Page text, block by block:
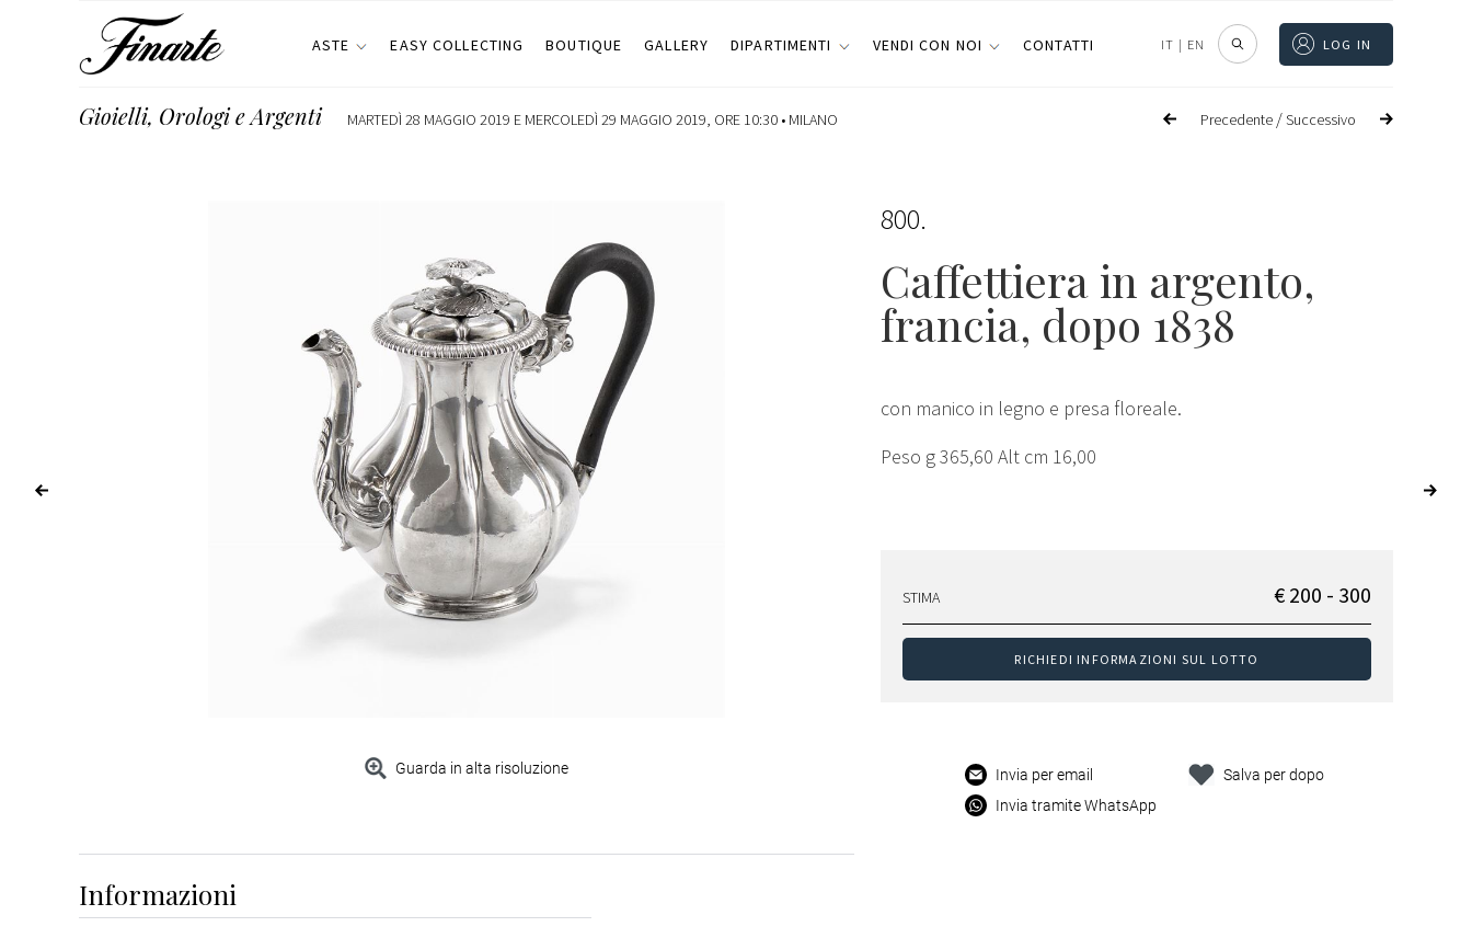
ASTE EASY COLLECTING BOUTIQUE GALLERY DIPARTIMENTI VENDI CON NOI CONTATTI IT | EN LOG IN
Precedente /Successivo
Gioielli, Orologi e Argenti MARTEDÌ 28 MAGGIO 2019 E MERCOLEDÌ 29 MAGGIO 2019, ORE 10:30 • MILANO
Guarda in alta risoluzione
800
Caffettiera in argento,
francia, dopo 1838
con manico in legno e presa floreale.
Peso g 365,60 Alt cm 16,00
STIMA € 200 - 300
RICHIEDI INFORMAZIONI SUL LOTTO
Invia per email
Invia tramite WhatsApp
Salva per dopo
Informazioni